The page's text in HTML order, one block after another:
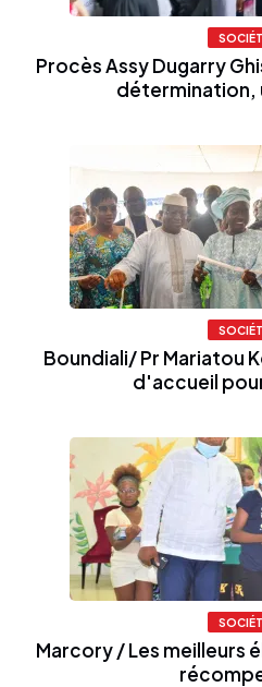
Procès Assy Dugarry
détermination,
Boundiali/ Pr Mariatou
d'accueil
Marcory / Les meilleurs